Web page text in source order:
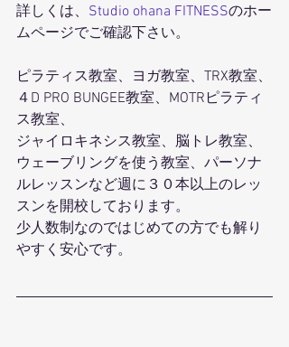
詳しくは、 Studio ohana FITNESSのホー
ムページでご確認下さい。
ピラティス教室、ヨガ教室、TRX教室、
４D PRO BUNGEE教室、MOTRピラティ
ス教室、
ジャイロキネシス教室、脳トレ教室、
ウェーブリングを使う教室、パーソナ
ルレッスンなど週に３０本以上のレッ
スンを開校しております。
少人数制なのではじめての方でも解り
やすく安心です。